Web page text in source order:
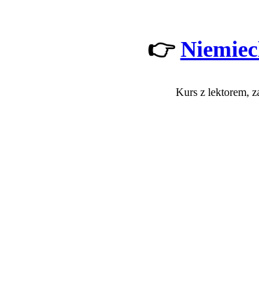
👉
Kurs z lektorem,